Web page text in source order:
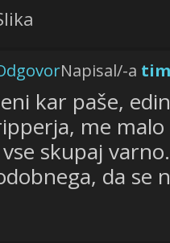
Napisal/-a
kar paše,
me
vse skupaj
da se